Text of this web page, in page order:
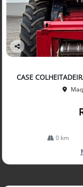
Co
arti
lhe
CASE
0 km